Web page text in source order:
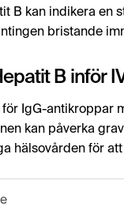
B kan indikera en
bristande
B inför
IgG-antikroppar
kan påverka
hälsovården för